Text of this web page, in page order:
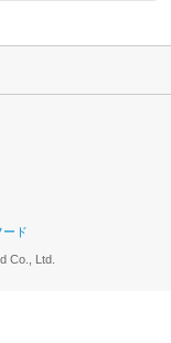
ード
Co., Ltd.